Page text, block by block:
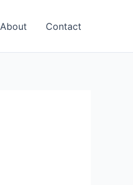
About Contact